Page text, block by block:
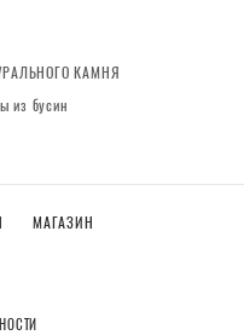
КАМНЯ
из бусин
МАГАЗИН